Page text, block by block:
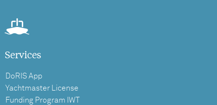
Services
DoRIS App
Yachtmaster License
Funding Program IWT